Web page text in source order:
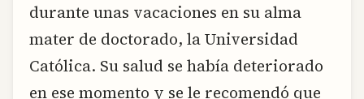
durante unas vacaciones en su alma
mater de doctorado, la Universidad
Católica. Su salud se había deteriorado
en ese momento y se le recomendó que